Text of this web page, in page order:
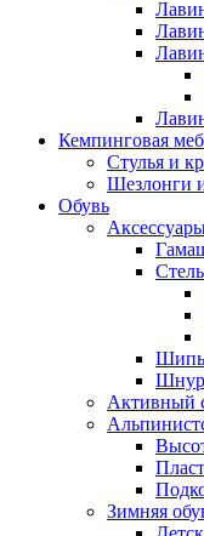
Кемпинговая
Стулья и
Шезлонги
Обувь
Шипы
Активный
Зимняя